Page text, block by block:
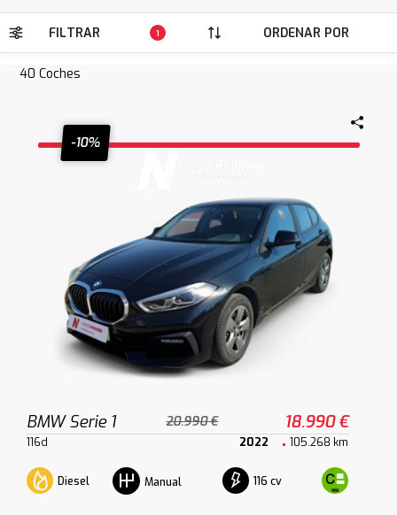
FILTRAR 1 ORDENAR POR
40 Coches
-10%
BMW Serie 1 20.990 € 18.990 €
116d 2022 105.268 km
Diesel Manual 116 cv